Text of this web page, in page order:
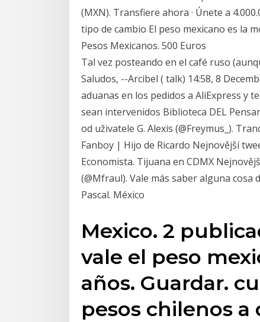
(MXN). Transfiere ahora · Únete a
tipo de cambio El peso mexicano es la
Pesos Mexicanos. 500 Euros
Tal vez posteando en el café ruso
Saludos, --Arcibel ( talk) 14:58, 8
aduanas en los pedidos a AliExpress y
sean intervenidos Biblioteca DEL
od uživatele G. Alexis (@Freymus_).
Fanboy | Hijo de Ricardo Nejnovější
Economista. Tijuana en CDMX
(@Mfraul). Vale más saber alguna
Pascal. México
Mexico. 2
vale el peso
años. Guardar.
pesos chilenos a